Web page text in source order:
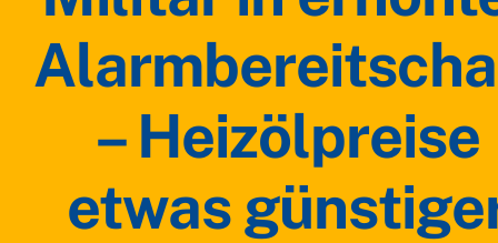
– Heizölpreise
etwas